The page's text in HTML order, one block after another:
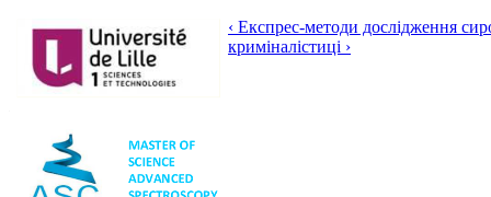
‹ Експрес-методи дослідження
криміналістиці ›